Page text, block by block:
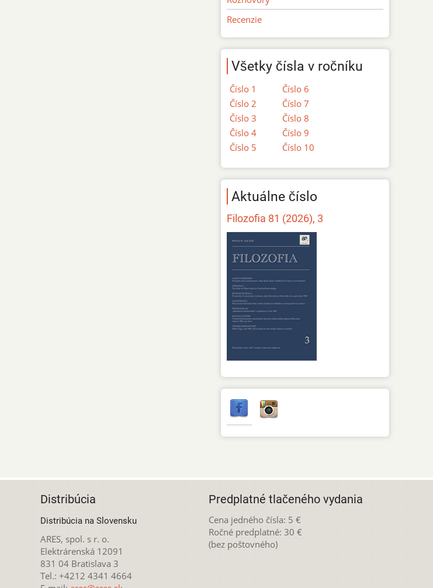
Recenzie
Všetky čísla v ročníku
Číslo 1
Číslo 2
Číslo 3
Číslo 4
Číslo 5
Číslo 6
Číslo 7
Číslo 8
Číslo 9
Číslo 10
Aktuálne číslo
Filozofia 81 (2026), 3
Distribúcia
Distribúcia na Slovensku
ARES, spol. s r. o.
Elektrárenská 12091
831 04 Bratislava 3
Tel.: +4212 4341 4664
Predplatné tlačeného vydania
Cena jedného čísla: 5 €
Ročné predplatné: 30 €
(bez poštovného)